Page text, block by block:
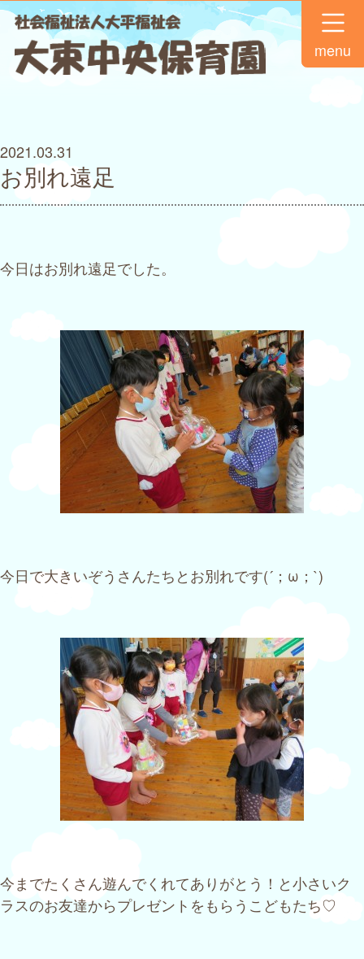
menu
お別れ遠足
2021.03.31
今日はお別れ遠足でした。
今日で大きいぞうさんたちとお別れです(´；ω；`)
今までたくさん遊んでくれてありがとう！と小さいク
ラスのお友達からプレゼントをもらうこどもたち♡